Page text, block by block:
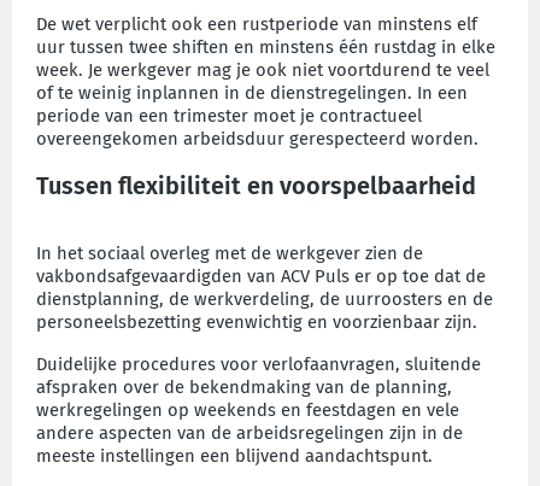
De wet verplicht ook een rustperiode van minstens elf
uur tussen twee shiften en minstens één rustdag in elke
week. Je werkgever mag je ook niet voortdurend te veel
of te weinig inplannen in de dienstregelingen. In een
periode van een trimester moet je contractueel
overeengekomen arbeidsduur gerespecteerd worden.
Tussen flexibiliteit en voorspelbaarheid
In het sociaal overleg met de werkgever zien de
vakbondsafgevaardigden van ACV Puls er op toe dat de
dienstplanning, de werkverdeling, de uurroosters en de
personeelsbezetting evenwichtig en voorzienbaar zijn.
Duidelijke procedures voor verlofaanvragen, sluitende
afspraken over de bekendmaking van de planning,
werkregelingen op weekends en feestdagen en vele
andere aspecten van de arbeidsregelingen zijn in de
meeste instellingen een blijvend aandachtspunt.